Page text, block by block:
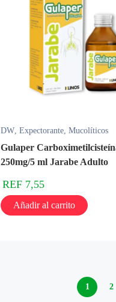
DW, Expectorante, Mucolíticos
Gulaper
250mg/5 ml Jarabe Adulto
REF 7,55
Añadir al carrito
1 2